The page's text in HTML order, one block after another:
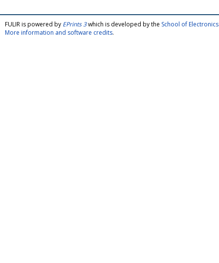
FULIR is powered by EPrints 3which is developed by the School of
More information and software credits.